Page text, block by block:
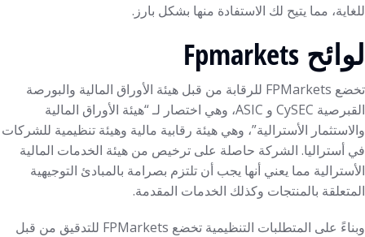
للغاية، مما يتيح لك الاستفادة منها بشكل بارز.
لوائح Fpmarkets
تخضع FPMarkets للرقابة من قبل هيئة الأوراق المالية والبورصة
القبرصية CySEC و ASIC، وهي اختصار لـ “هيئة الأوراق المالية
والاستثمار الأسترالية”، وهي هيئة رقابية مالية وهيئة تنظيمية للشركات
في أستراليا. الشركة حاصلة على ترخيص من هيئة الخدمات المالية
الأسترالية مما يعني أنها يجب أن تلتزم بصرامة بالمبادئ التوجيهية
المتعلقة بالمنتجات وكذلك الخدمات المقدمة.
وبناءً على المتطلبات التنظيمية تخضع FPMarkets للتدقيق من قبل